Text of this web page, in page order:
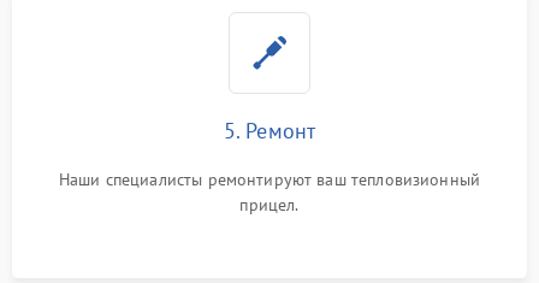
5. Ремонт
Наши специалисты ремонтируют ваш тепловизионный
прицел.